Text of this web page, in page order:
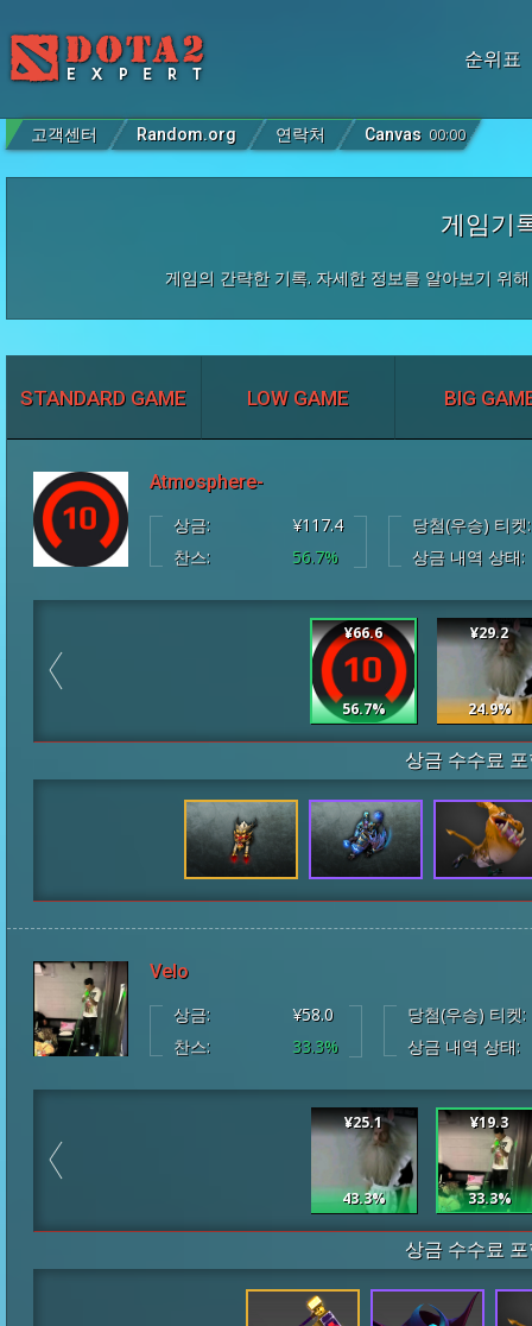
순위표
고객센터 Random.org 연락처 Canvas 00:00
게임기
게임의 간략한 기록. 자세한 정보를 알아보기 위
STANDARD GAME LOW GAME BIG
Atmosphere-
상금:
¥117.4
찬스:
56.7%
당첨(우승) 티켓:
상금 내역 상태:
¥66.6
56.7%
¥29.2
24.9%
상금 수수료
Velo
상금:
¥58.0
찬스:
33.3%
당첨(우승) 티켓:
상금 내역 상태:
¥25.1
43.3%
¥19.3
33.3%
상금 수수료